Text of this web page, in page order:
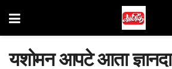
यशोमन आपटे आता ज्ञानदा